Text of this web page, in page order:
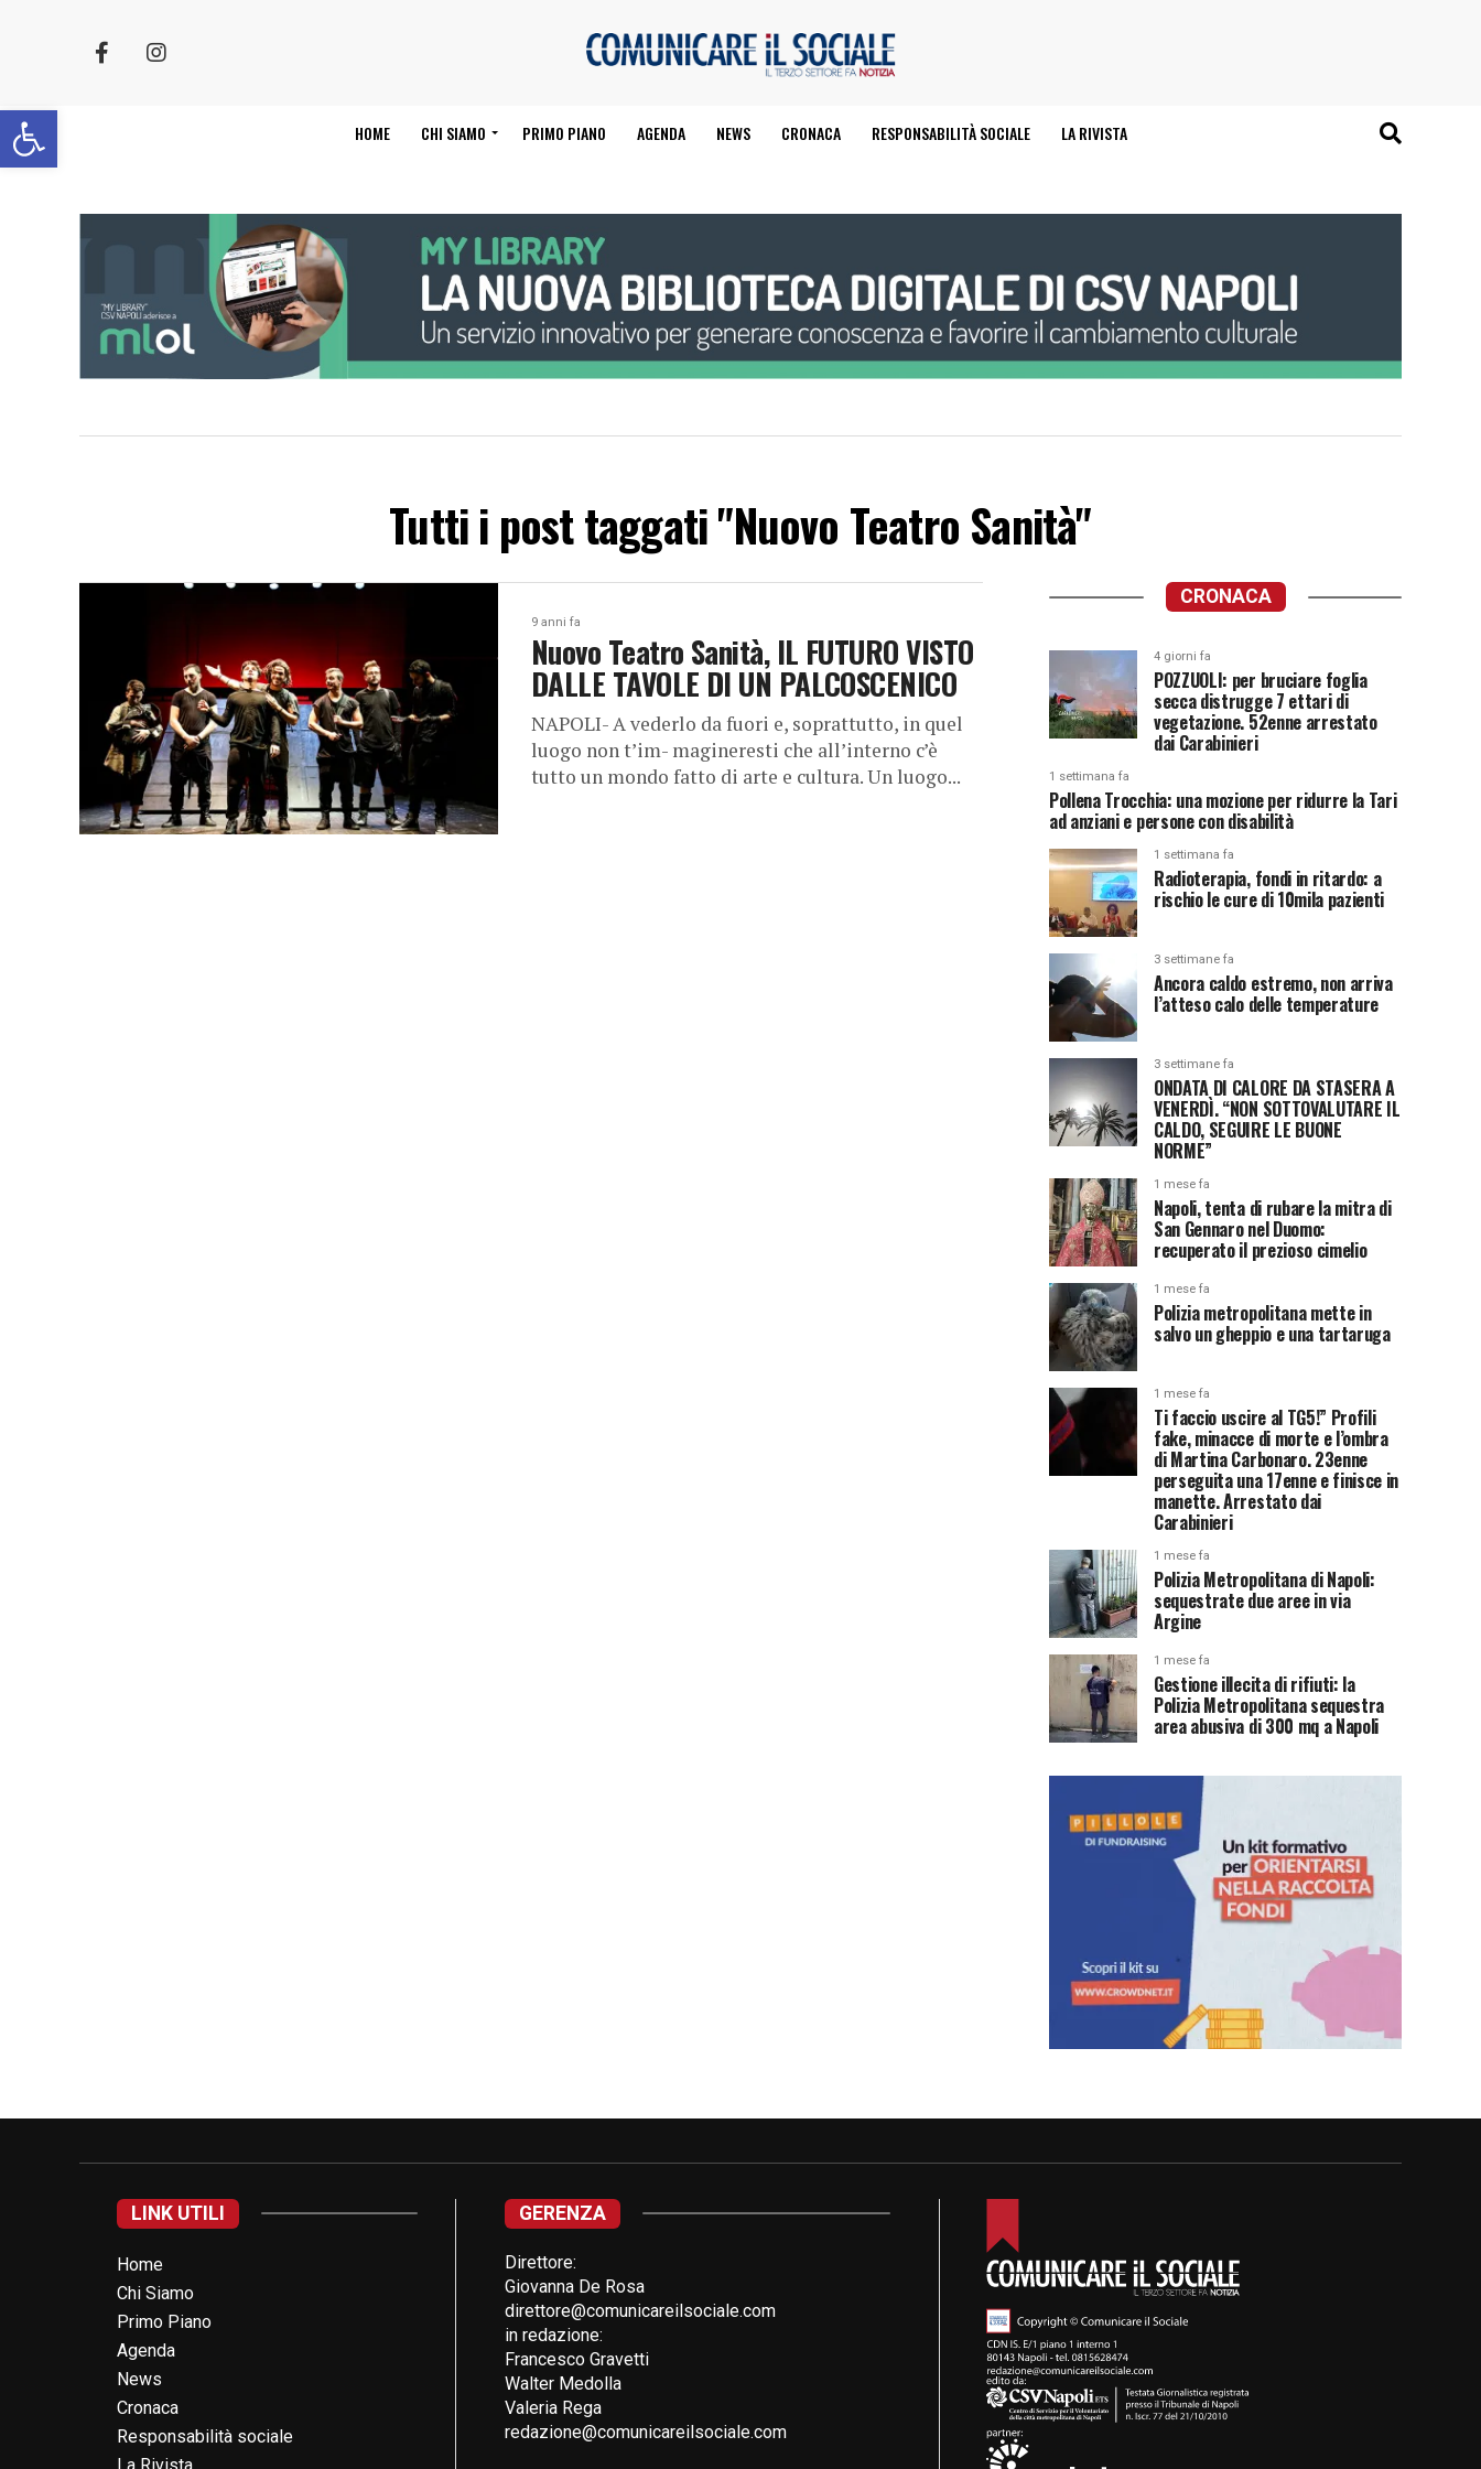
Apri la barra degli strumenti HOME CHI SIAMO PRIMO PIANO AGENDA NEWS CRONACA RESPONSABILITÀ SOCIALE LA RIVISTA
Tutti i post taggati "Nuovo Teatro Sanità"
9 anni fa
Nuovo Teatro Sanità, IL FUTURO VISTO
DALLE TAVOLE DI UN PALCOSCENICO
NAPOLI- A vederlo da fuori e, soprattutto, in quel
luogo non t’im- magineresti che all’interno c’è
tutto un mondo fatto di arte e cultura. Un luogo...
CRONACA
4 giorni fa
POZZUOLI: per bruciare foglia
secca distrugge 7 ettari di
vegetazione. 52enne arrestato
dai Carabinieri
1 settimana fa
Pollena Trocchia: una mozione per ridurre la Tari
ad anziani e persone con disabilità
1 settimana fa
Radioterapia, fondi in ritardo: a
rischio le cure di 10mila pazienti
3 settimane fa
Ancora caldo estremo, non arriva
l’atteso calo delle temperature
3 settimane fa
ONDATA DI CALORE DA STASERA A
VENERDÌ. “NON SOTTOVALUTARE IL
CALDO, SEGUIRE LE BUONE
NORME”
1 mese fa
Napoli, tenta di rubare la mitra di
San Gennaro nel Duomo:
recuperato il prezioso cimelio
1 mese fa
Polizia metropolitana mette in
salvo un gheppio e una tartaruga
1 mese fa
Ti faccio uscire al TG5!” Profili
fake, minacce di morte e l’ombra
di Martina Carbonaro. 23enne
perseguita una 17enne e finisce in
manette. Arrestato dai
Carabinieri
1 mese fa
Polizia Metropolitana di Napoli:
sequestrate due aree in via
Argine
1 mese fa
Gestione illecita di rifiuti: la
Polizia Metropolitana sequestra
area abusiva di 300 mq a Napoli
LINK UTILI
Home
Chi Siamo
Primo Piano
Agenda
News
Cronaca
Responsabilità sociale
GERENZA
Direttore:
Giovanna De Rosa
direttore@comunicareilsociale.com
in redazione:
Francesco Gravetti
Walter Medolla
Valeria Rega
redazione@comunicareilsociale.com